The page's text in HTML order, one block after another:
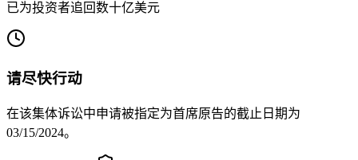
已为投资者追回数十亿美元
请尽快行动
在该集体诉讼中申请被指定为首席原告的截止日期为
03/15/2024。